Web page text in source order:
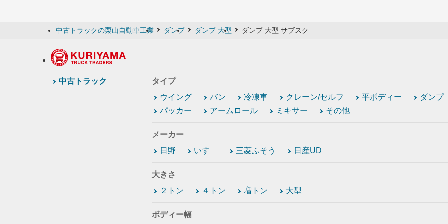
中古トラックの栗山自動車工業 ダンプ ダンプ 大型 ダンプ 大型 サブスク
中古トラック
タイプ
ウイング
バン 冷凍車 クレーン/セルフ 平ボディー ダンプ
パッカー
アームロール ミキサー その他
メーカー
日野
いすゞ 三菱ふそう 日産UD
大きさ
２トン
４トン 増トン 大型
ボディー幅